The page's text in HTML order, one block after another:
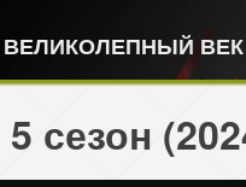
ВЕЛИКОЛЕПНЫЙ ВЕК
сезон